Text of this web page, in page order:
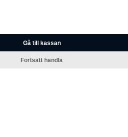
Gå till kassan
Fortsätt handla